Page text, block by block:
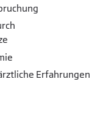
Erfahrungen